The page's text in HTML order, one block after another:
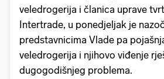
veledrogerija i članica uprave
Intertrade, u ponedjeljak je
predstavnicima Vlade pa
veledrogerija i njihovo viđenje
dugogodišnjeg problema.